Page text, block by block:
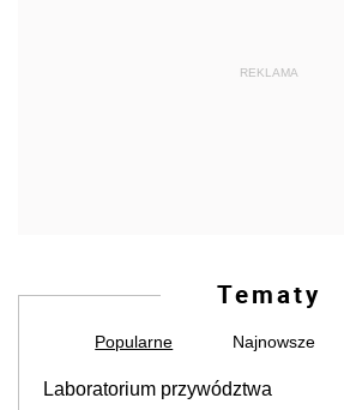
REKLAMA
Tematy
Popularne Najnowsze
Laboratorium przywództwa